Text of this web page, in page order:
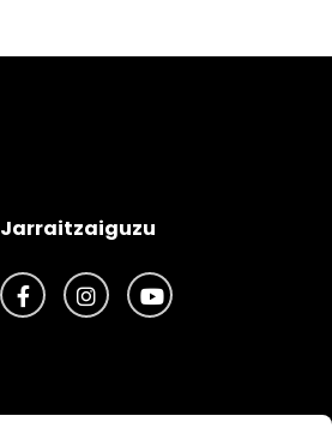
Jarraitzaiguzu
FacebookInstagram
Youtube